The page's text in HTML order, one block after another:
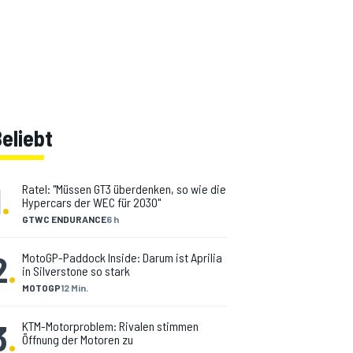
. GTWC ENDURANCE6 h
Ratel: "Müssen GT3 überdenken, so wie die
Hypercars der WEC für 2030"
. MOTOGP12 Min.
MotoGP-Paddock Inside: Darum ist Aprilia
in Silverstone so stark
. KTM-Motorproblem: Rivalen stimmen
Öffnung der Motoren zu